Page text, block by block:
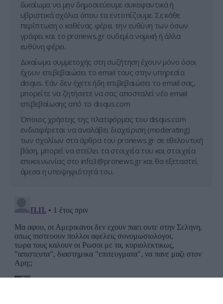
δικαίωμα να μην δημοσιεύουμε συκοφαντικά ή
υβριστικά σχόλια όπου τα εντοπίζουμε. Σε κάθε
περίπτωση ο καθένας φέρει την ευθύνη των όσων
γράφει και το pronews.gr ουδεμία νομική ή άλλα
ευθύνη φέρει.
Δικαίωμα συμμετοχής στη συζήτηση έχουν μόνο όσοι
έχουν επιβεβαιώσει το email τους στην υπηρεσία
disqus. Εάν δεν έχετε ήδη επιβεβαιώσει το email σας,
μπορείτε να ζητήσετε να σας αποσταλεί νέο email
επιβεβαίωσης από το disqus.com
Όποιος χρήστης της πλατφόρμας του disqus.com
ενδιαφέρεται να αναλάβει διαχείριση (moderating)
των σχολίων στα άρθρα του pronews.gr σε εθελοντική
βάση, μπορεί να στείλει τα στοιχεία του και στοιχεία
επικοινωνίας στο info3@pronews.gr και θα εξεταστεί
άμεσα η υποψηφιότητά του.